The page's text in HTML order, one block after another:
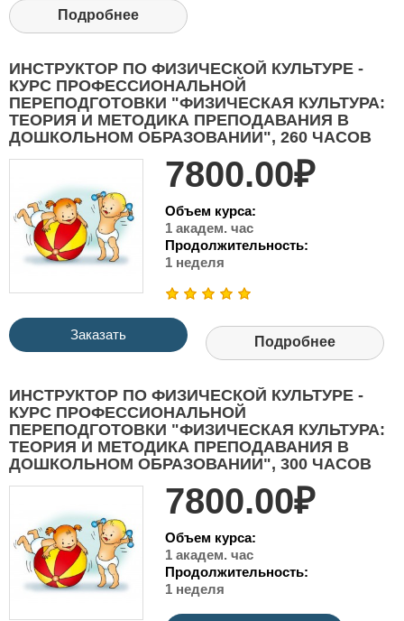
Подробнее
ИНСТРУКТОР ПО ФИЗИЧЕСКОЙ КУЛЬТУРЕ -
КУРС ПРОФЕССИОНАЛЬНОЙ
ПЕРЕПОДГОТОВКИ "ФИЗИЧЕСКАЯ КУЛЬТУРА:
ТЕОРИЯ И МЕТОДИКА ПРЕПОДАВАНИЯ В
ДОШКОЛЬНОМ ОБРАЗОВАНИИ", 260 ЧАСОВ
7800.00₽
Объем курса:
1 академ. час
Продолжительность:
1 неделя
Заказать Подробнее
ИНСТРУКТОР ПО ФИЗИЧЕСКОЙ КУЛЬТУРЕ -
КУРС ПРОФЕССИОНАЛЬНОЙ
ПЕРЕПОДГОТОВКИ "ФИЗИЧЕСКАЯ КУЛЬТУРА:
ТЕОРИЯ И МЕТОДИКА ПРЕПОДАВАНИЯ В
ДОШКОЛЬНОМ ОБРАЗОВАНИИ", 300 ЧАСОВ
7800.00₽
Объем курса:
1 академ. час
Продолжительность:
1 неделя